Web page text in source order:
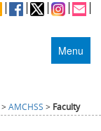
Menu
>AMCHSS > Faculty